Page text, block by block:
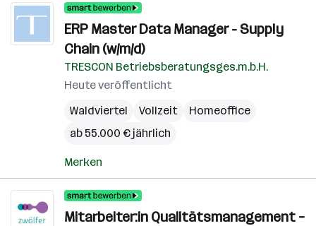
ERP Master Data Manager - Supply
Chain (w/m/d)
TRESCON Betriebsberatungsges.m.b.H.
Heute veröffentlicht
Waldviertel
Vollzeit
Homeoffice
ab 55.000 € jährlich
Merken
Mitarbeiter:in Qualitäts­management –